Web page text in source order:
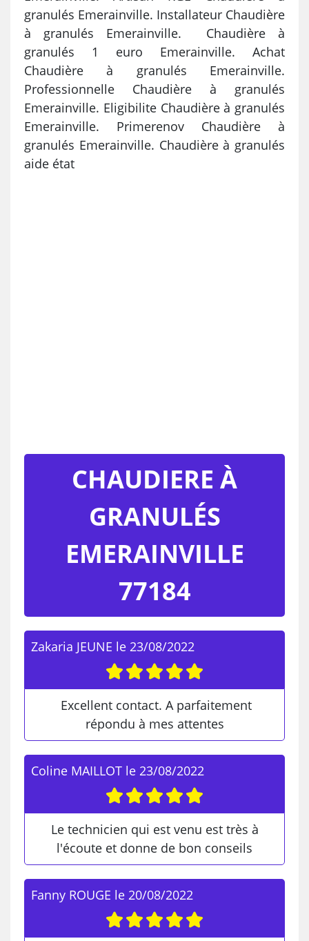
granulés Emerainville. Installateur Chaudière
à granulés Emerainville. Chaudière à
granulés 1 euro Emerainville. Achat
Chaudière à granulés Emerainville.
Professionnelle Chaudière à granulés
Emerainville. Eligibilite Chaudière à granulés
Emerainville. Primerenov Chaudière à
granulés Emerainville. Chaudière à granulés
aide état
CHAUDIERE À
GRANULÉS
EMERAINVILLE
77184
Zakaria JEUNE le 23/08/2022
Excellent contact. A parfaitement
répondu à mes attentes
Coline MAILLOT le 23/08/2022
Le technicien qui est venu est très à
l'écoute et donne de bon conseils
Fanny ROUGE le 20/08/2022